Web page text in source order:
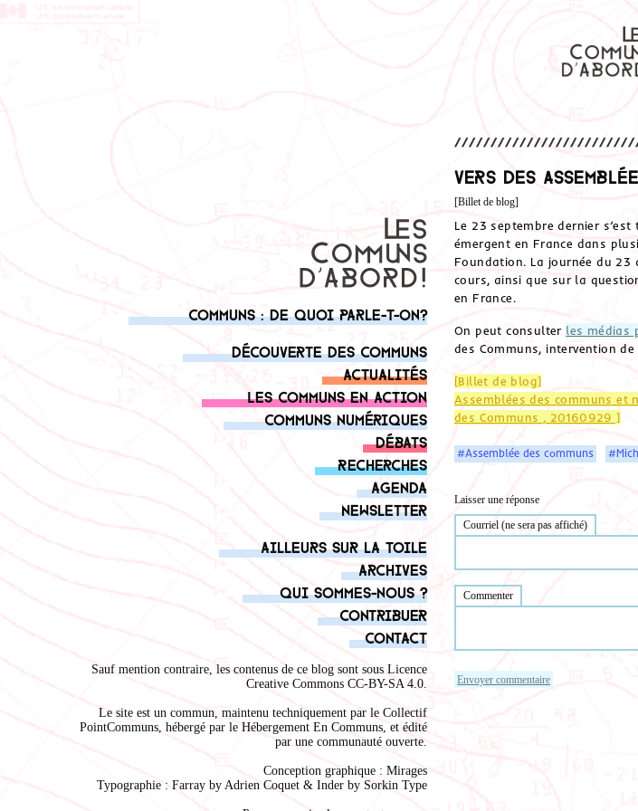
Communs : de quoi parle-t-on?
Découverte des communs
Actualités
Les communs en action
Communs numériques
Débats
Recherches
Agenda
Newsletter
Ailleurs sur la toile
Archives
Qui sommes-nous ?
Contribuer
Contact
Sauf mention contraire, les contenus de ce blog sont sous Licence
Creative Commons CC-BY-SA 4.0.
Le site est un commun, maintenu techniquement par le Collectif
PointCommuns, hébergé par le Hébergement En Communs, et édité
par une communauté ouverte.
Conception graphique : Mirages
Typographie : Farray by Adrien Coquet & Inder by Sorkin Type
Vers des
[Billet de blog]
Le 23 septembre dernier
émergent en France dans
Foundation. La journée du 23
cours, ainsi que sur la
en France.
On peut consulter les médias
des Communs, intervention
[Billet de blog]
Assemblées des communs et
des Communs , 20160929 ]
#Assemblée des communs
Laisser une réponse
Courriel (ne sera pas affiché)
Commenter